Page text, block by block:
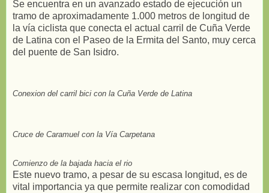
Se encuentra en un avanzado estado de ejecución un
tramo de aproximadamente 1.000 metros de longitud de
la vía ciclista que conecta el actual carril de Cuña Verde
de Latina con el Paseo de la Ermita del Santo, muy cerca
del puente de San Isidro.
Conexion del carril bici con la Cuña Verde de Latina
Cruce de Caramuel con la Vía Carpetana
Comienzo de la bajada hacia el rio
Este nuevo tramo, a pesar de su escasa longitud, es de
vital importancia ya que permite realizar con comodidad